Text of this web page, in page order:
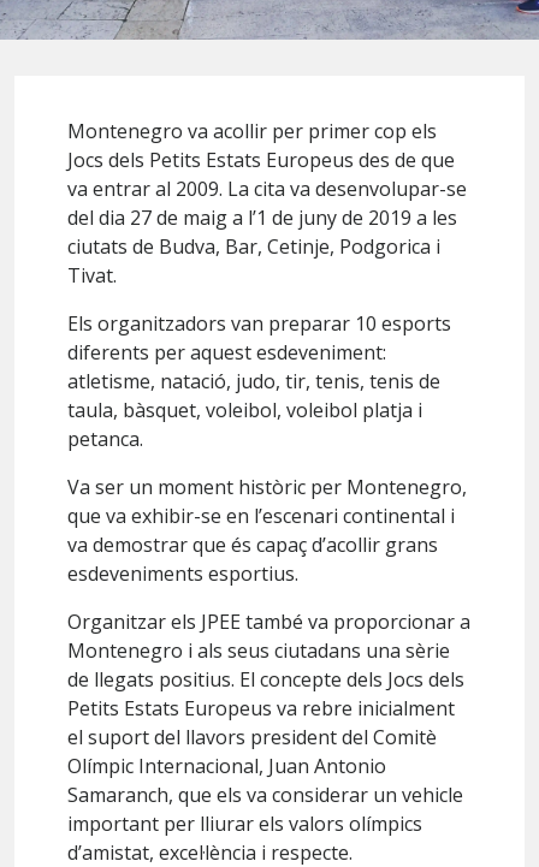
Montenegro va acollir per primer cop els
Jocs dels Petits Estats Europeus des de que
va entrar al 2009. La cita va desenvolupar-se
del dia 27 de maig a l’1 de juny de 2019 a les
ciutats de Budva, Bar, Cetinje, Podgorica i
Tivat.
Els organitzadors van preparar 10 esports
diferents per aquest esdeveniment:
atletisme, natació, judo, tir, tenis, tenis de
taula, bàsquet, voleibol, voleibol platja i
petanca.
Va ser un moment històric per Montenegro,
que va exhibir-se en l’escenari continental i
va demostrar que és capaç d’acollir grans
esdeveniments esportius.
Organitzar els JPEE també va proporcionar a
Montenegro i als seus ciutadans una sèrie
de llegats positius. El concepte dels Jocs dels
Petits Estats Europeus va rebre inicialment
el suport del llavors president del Comitè
Olímpic Internacional, Juan Antonio
Samaranch, que els va considerar un vehicle
important per lliurar els valors olímpics
d’amistat, excel·lència i respecte.